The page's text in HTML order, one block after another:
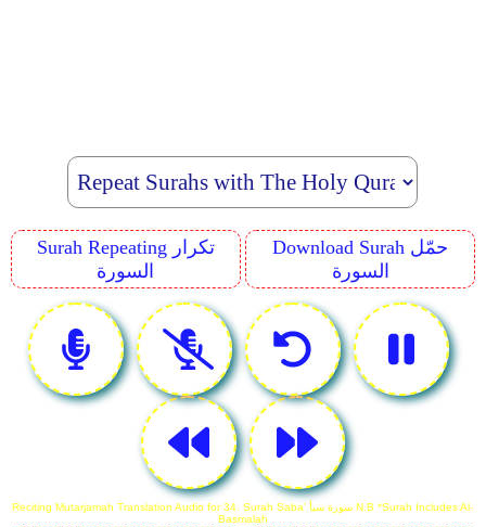
Surah Repeating تكرار
السورة
Download Surah حمّل
السورة
Reciting Mutarjamah Translation Audio for 34. Surah Saba' سورة سبأ N.B *Surah Includes Al-
Basmalah